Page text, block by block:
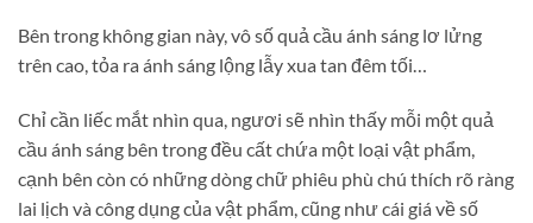
Bên trong không gian này, vô số quả cầu ánh sáng lơ lửng
trên cao, tỏa ra ánh sáng lộng lẫy xua tan đêm tối…
Chỉ cần liếc mắt nhìn qua, ngươi sẽ nhìn thấy mỗi một quả
cầu ánh sáng bên trong đều cất chứa một loại vật phẩm,
cạnh bên còn có những dòng chữ phiêu phù chú thích rõ ràng
lai lịch và công dụng của vật phẩm, cũng như cái giá về số